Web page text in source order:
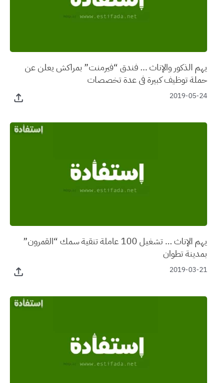
يهم الذكور والإناث … فندق “فيرمنت” بمراكش يعلن عن
حملة توظيف كبيرة في عدة تخصصات
2019-05-24
يهم الإناث … تشغيل 100 عاملة تنقية سمك “القمرون”
بمدينة تطوان
2019-03-21